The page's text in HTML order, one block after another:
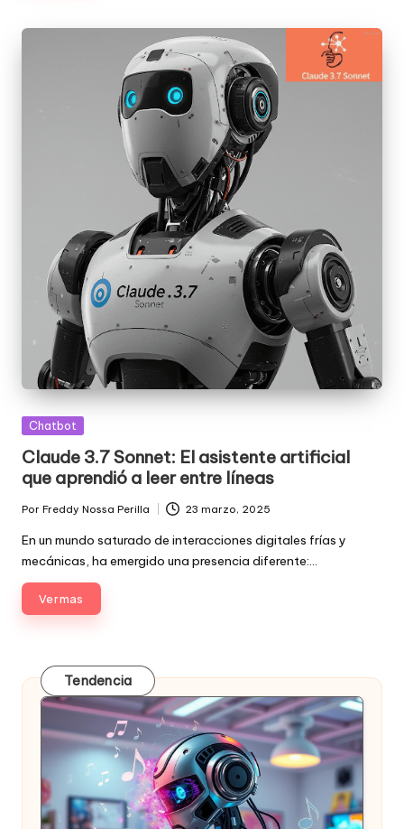
Posted
Chatbot
Claude 3.7 Sonnet: El asistente artificial
que aprendió a leer entre líneas
Publicado
por
Por Freddy Nossa Perilla 23 marzo, 2025
En un mundo saturado de interacciones digitales frías y
mecánicas, ha emergido una presencia diferente:…
Ver mas
Tendencia